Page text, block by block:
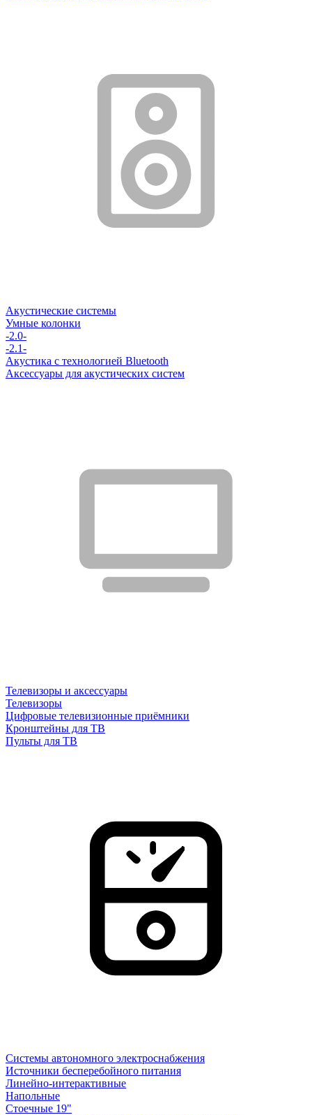
Акустические системы
Умные колонки
-2.0-
-2.1-
Акустика с технологией Bluetooth
Аксессуары для акустических систем
Телевизоры и аксессуары
Телевизоры
Цифровые телевизионные приёмники
Кронштейны для ТВ
Пульты для ТВ
Системы автономного электроснабжения
Источники бесперебойного питания
Линейно-интерактивные
Напольные
Стоечные 19"